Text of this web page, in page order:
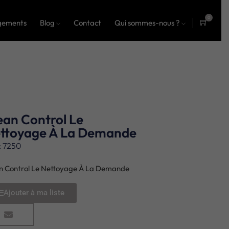
Blog Contact Qui sommes-nous ?
0
Control Le
À La Demande
7250
Control Le Nettoyage À La Demande
Ajouter à ma liste